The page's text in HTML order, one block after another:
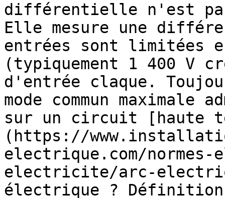
différentielle n'est
Elle mesure une
entrées sont limitées en
(typiquement 1 400 V
d'entrée claque.
mode commun maximale
sur un circuit [haute
(https://
electrique.com/
electricite/arc-
électrique ?